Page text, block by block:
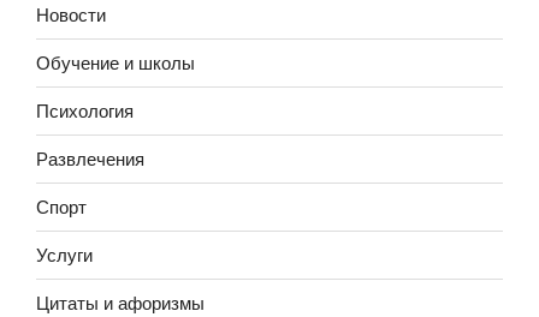
Новости
Обучение и школы
Психология
Развлечения
Спорт
Услуги
Цитаты и афоризмы